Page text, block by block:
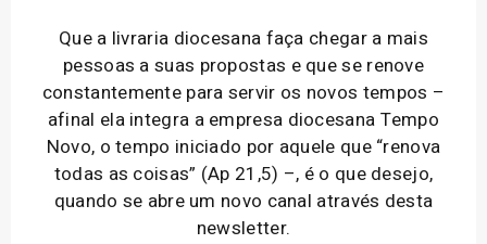
Que a livraria diocesana faça chegar a mais
pessoas a suas propostas e que se renove
constantemente para servir os novos tempos –
afinal ela integra a empresa diocesana Tempo
Novo, o tempo iniciado por aquele que “renova
todas as coisas” (Ap 21,5) –, é o que desejo,
quando se abre um novo canal através desta
newsletter.